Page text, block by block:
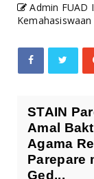
Admin FUAD
Kemahasiswaan
STAIN
Amal
Agama
Parepare
Ged...